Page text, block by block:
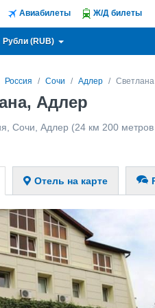
Авиабилеты Ж/Д билеты
Рубли (RUB)
Россия Сочи Адлер Светлана
Адлер
Сочи Адлер (24 км 200
Отель на карте